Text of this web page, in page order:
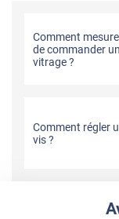
Comment
de commander
vitrage ?
Comment régler
vis ?